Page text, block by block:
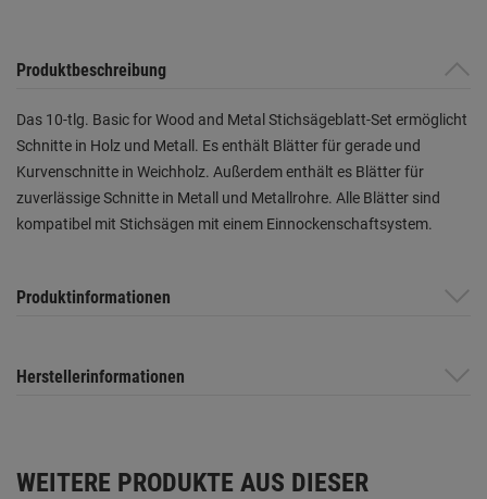
Produktbeschreibung
Das 10-tlg. Basic for Wood and Metal Stichsägeblatt-Set ermöglicht
Schnitte in Holz und Metall. Es enthält Blätter für gerade und
Kurvenschnitte in Weichholz. Außerdem enthält es Blätter für
zuverlässige Schnitte in Metall und Metallrohre. Alle Blätter sind
kompatibel mit Stichsägen mit einem Einnockenschaftsystem.
Produktinformationen
Herstellerinformationen
WEITERE PRODUKTE AUS DIESER